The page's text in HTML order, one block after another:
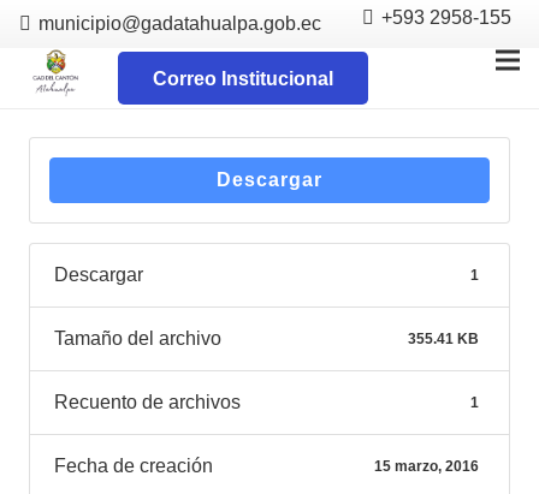
municipio@gadatahualpa.gob.ec +593 2958-155
Correo Institucional
Descargar
Descargar 1
Tamaño del archivo 355.41 KB
Recuento de archivos 1
Fecha de creación 15 marzo, 2016